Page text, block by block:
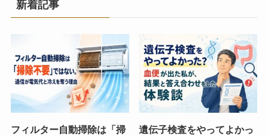
新着記事
フィルター自動掃除は「掃
遺伝子検査をやってよかっ